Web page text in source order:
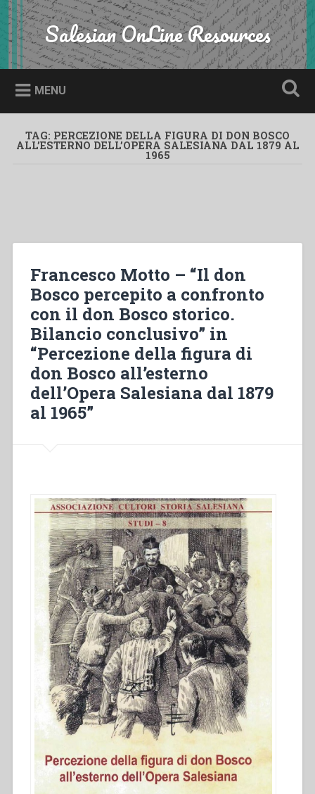
Skip
to
content
Search Salesian OnLine Resources
MENU
TAG: PERCEZIONE DELLA FIGURA DI DON BOSCO
ALL’ESTERNO DELL’OPERA SALESIANA DAL 1879 AL
1965
Francesco Motto – “Il don
Bosco percepito a confronto
con il don Bosco storico.
Bilancio conclusivo” in
“Percezione della figura di
don Bosco all’esterno
dell’Opera Salesiana dal 1879
al 1965”